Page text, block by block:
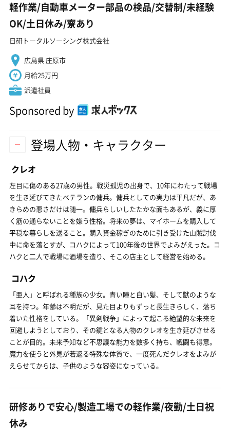
軽作業/自動車メーター部品の検品/交替制/未経験
OK/土日休み/寮あり
日研トータルソーシング株式会社
広島県 庄原市
月給25万円
派遣社員
Sponsored by
登場人物・キャラクター
クレオ
左目に傷のある27歳の男性。戦災孤児の出身で、10年にわたって戦場
を生き延びてきたベテランの傭兵。傭兵としての実力は平凡だが、あ
きらめの悪さだけは随一。傭兵らしいしたたかな面もあるが、義に厚
く筋の通らないことを嫌う性格。将来の夢は、マイホームを購入して
平穏な暮らしを送ること。購入資金稼ぎのために引き受けた山賊討伐
中に命を落とすが、コハクによって100年後の世界でよみがえった。コ
ハクと二人で戦場に酒場を造り、そこの店主として経営を始める。
コハク
「亜人」と呼ばれる種族の少女。青い瞳と白い髪、そして獣のような
耳を持つ。年齢は不明だが、見た目よりもずっと長生きらしく、落ち
着いた性格をしている。「異剣戦争」によって起こる絶望的な未来を
回避しようとしており、その鍵となる人物のクレオを生き延びさせる
ことが目的。未来予知など不思議な能力を数多く持ち、戦闘も得意。
魔力を使うと外見が若返る特殊な体質で、一度死んだクレオをよみが
えらせてからは、子供のような容姿になっている。
研修ありで安心/製造工場での軽作業/夜勤/土日祝
休み